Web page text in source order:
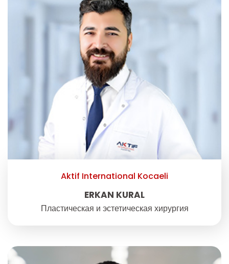
Aktif International Kocaeli
ERKAN KURAL
Пластическая и эстетическая хирургия